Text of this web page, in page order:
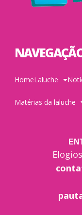
HomeLaluche
Matérias da laluche